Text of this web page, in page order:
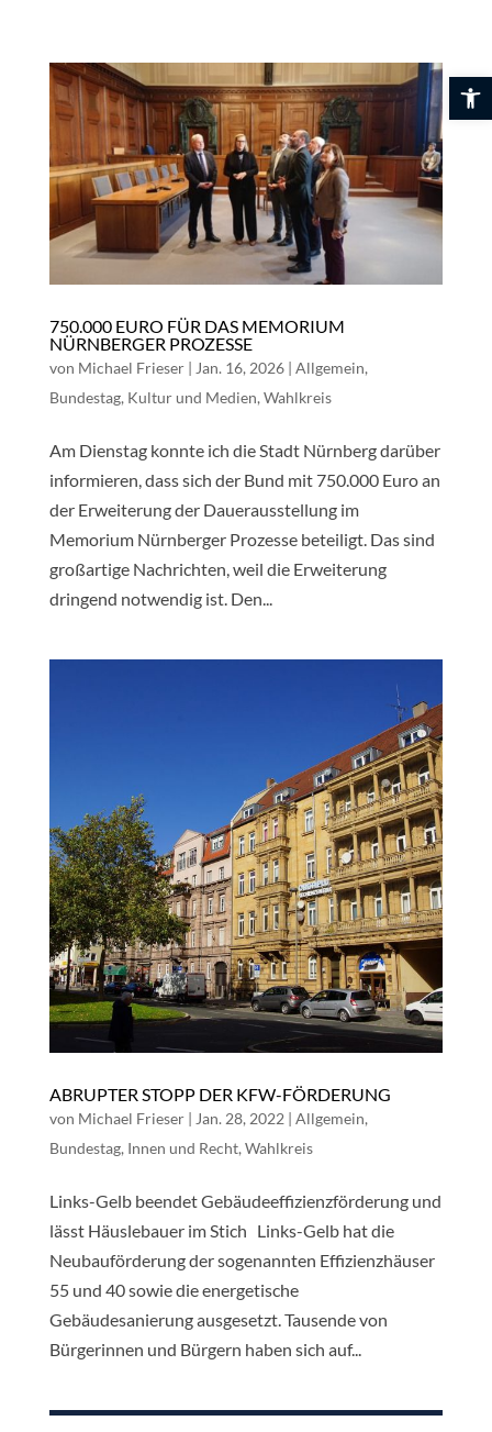
750.000 EURO FÜR DAS MEMORIUM
NÜRNBERGER PROZESSE
von Michael Frieser| Jan. 16, 2026| Allgemein,
Bundestag, Kultur und Medien, Wahlkreis
Am Dienstag konnte ich die Stadt Nürnberg darüber
informieren, dass sich der Bund mit 750.000 Euro an
der Erweiterung der Dauerausstellung im
Memorium Nürnberger Prozesse beteiligt. Das sind
großartige Nachrichten, weil die Erweiterung
dringend notwendig ist. Den...
ABRUPTER STOPP DER KFW-FÖRDERUNG
von Michael Frieser| Jan. 28, 2022 | Allgemein,
Bundestag, Innen und Recht, Wahlkreis
Links-Gelb beendet Gebäudeeffizienzförderung und
lässt Häuslebauer im Stich Links-Gelb hat die
Neubauförderung der sogenannten Effizienzhäuser
55 und 40 sowie die energetische
Gebäudesanierung ausgesetzt. Tausende von
Bürgerinnen und Bürgern haben sich auf...